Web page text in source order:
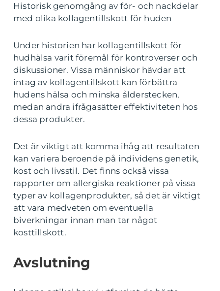
Historisk genomgång av för- och nackdelar
med olika kollagentillskott för huden
Under historien har kollagentillskott för
hudhälsa varit föremål för kontroverser och
diskussioner. Vissa människor hävdar att
intag av kollagentillskott kan förbättra
hudens hälsa och minska ålderstecken,
medan andra ifrågasätter effektiviteten hos
dessa produkter.
Det är viktigt att komma ihåg att resultaten
kan variera beroende på individens genetik,
kost och livsstil. Det finns också vissa
rapporter om allergiska reaktioner på vissa
typer av kollagenprodukter, så det är viktigt
att vara medveten om eventuella
biverkningar innan man tar något
kosttillskott.
Avslutning